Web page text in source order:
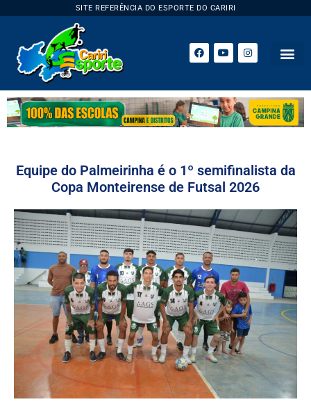
SITE REFERÊNCIA DO ESPORTE DO CARIRI
Equipe do Palmeirinha é o 1º semifinalista da
Copa Monteirense de Futsal 2026